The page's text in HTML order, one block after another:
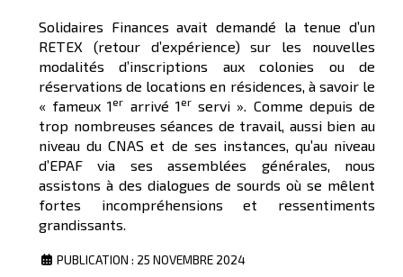
Solidaires Finances avait demandé la tenue d’un
RETEX (retour d’expérience) sur les nouvelles
modalités d’inscriptions aux colonies ou de
réservations de locations en résidences, à savoir le
« fameux 1er arrivé 1erservi ». Comme depuis de
trop nombreuses séances de travail, aussi bien au
niveau du CNAS et de ses instances, qu’au niveau
d’EPAF via ses assemblées générales, nous
assistons à des dialogues de sourds où se mêlent
fortes incompréhensions et ressentiments
grandissants.
PUBLICATION : 25 NOVEMBRE 2024